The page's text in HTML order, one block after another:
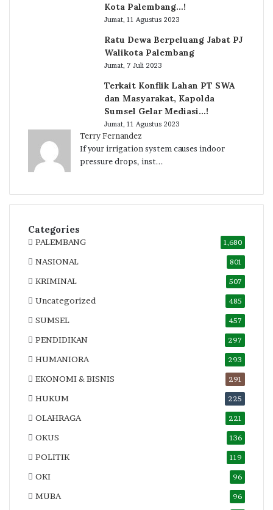
Kota Palembang…!
Jumat, 11 Agustus 2023
Ratu Dewa Berpeluang Jabat PJ
Walikota Palembang
Jumat, 7 Juli 2023
Terkait Konflik Lahan PT SWA
dan Masyarakat, Kapolda
Sumsel Gelar Mediasi…!
Jumat, 11 Agustus 2023
Terry Fernandez
If your irrigation system causes indoor
pressure drops, inst...
Categories
PALEMBANG 1,680
NASIONAL 801
KRIMINAL 507
Uncategorized 485
SUMSEL 457
PENDIDIKAN 297
HUMANIORA 293
EKONOMI & BISNIS 291
HUKUM 225
OLAHRAGA 221
OKUS 136
POLITIK 119
OKI 96
MUBA 96